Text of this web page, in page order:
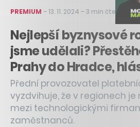
PREMIUM –13. 11. 2024 –3 min čtení
Nejlepší byznysové
jsme udělali?
Prahy do Hradce,
Přední provozovatel
vyzdvihuje, že v regionech je
mezi technologickými
zaměstnanců.